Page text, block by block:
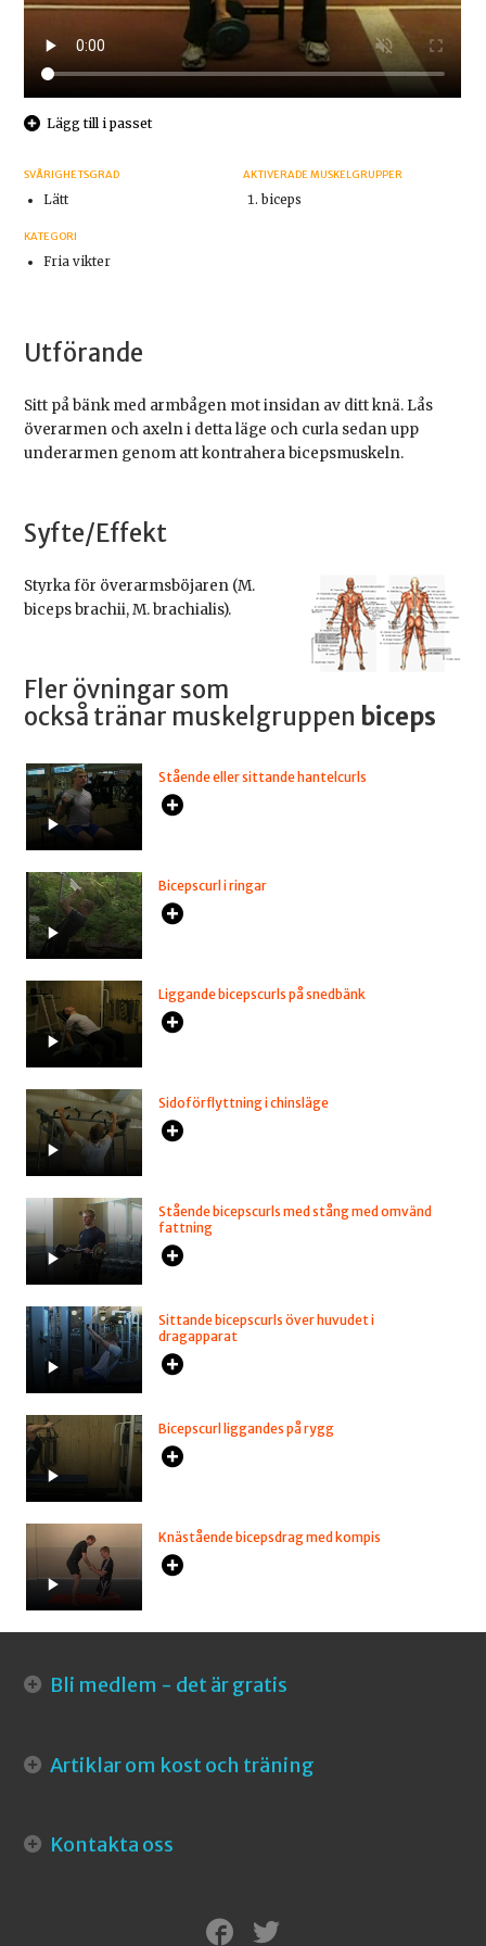
Lägg till i passet
SVÅRIGHETSGRAD
Lätt
KATEGORI
Fria vikter
AKTIVERADE MUSKELGRUPPER
biceps
Utförande
Sitt på bänk med armbågen mot insidan av ditt knä. Lås
överarmen och axeln i detta läge och curla sedan upp
underarmen genom att kontrahera bicepsmuskeln.
Syfte/Effekt
Styrka för överarmsböjaren (M.
biceps brachii, M. brachialis).
Fler övningar som
också tränar muskelgruppen biceps
Stående eller sittande hantelcurls
Bicepscurl i ringar
Liggande bicepscurls på snedbänk
Sidoförflyttning i chinsläge
Stående bicepscurls med stång med omvänd
fattning
Sittande bicepscurls över huvudet i
dragapparat
Bicepscurl liggandes på rygg
Knästående bicepsdrag med kompis
Bli medlem - det är gratis
Artiklar om kost och träning
Kontakta oss